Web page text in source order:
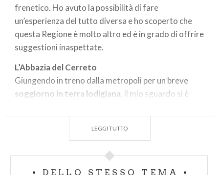
frenetico. Ho avuto la possibilità di fare
un’esperienza del tutto diversa e ho scoperto che
questa Regione è molto altro ed è in grado di offrire
suggestioni inaspettate.
L’Abbazia del Cerreto
Giungendo in treno dalla metropoli per un breve
soggiorno in terra lodigiana , il mio sguardo si è
campi irrigati da una fitta rete di ‘rogge’, filari di
mio breve soggiorno a Lodi e dintorni ho, poi,
scoperto che ilterritorioè riccoanche di storia e di
LEGGI TUTTO
DELLO STESSO TEMA